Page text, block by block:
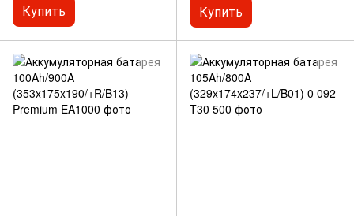
Купить Купить